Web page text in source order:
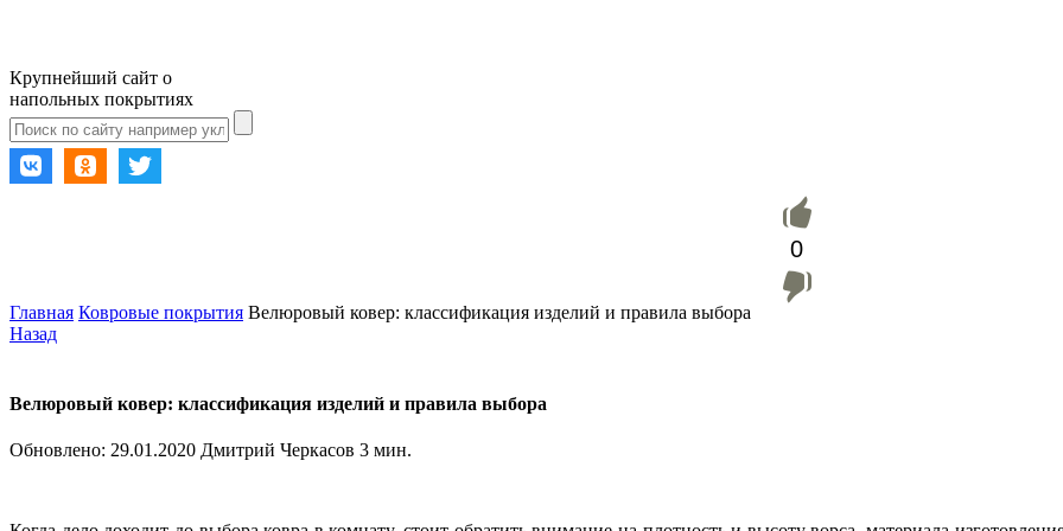
Крупнейший сайт о
напольных покрытиях
0
Главная Ковровые покрытия Велюровый ковер: классификация изделий и правила выбора
Назад
Велюровый ковер: классификация изделий и правила выбора
Обновлено: 29.01.2020 Дмитрий Черкасов 3 мин.